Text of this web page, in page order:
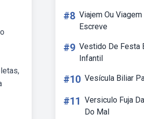
#8 Viajem Ou
Escreve
#9 Vestido De Festa
Infantil
#10 Vesícula Biliar
#11 Versiculo Fuja
Do Mal